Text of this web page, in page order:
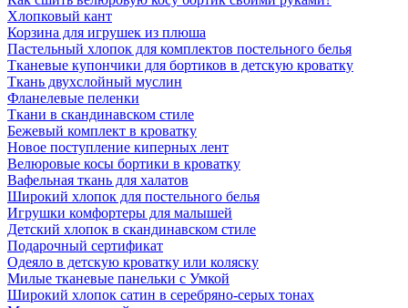
Хлопковый кант
Корзина для игрушек из плюша
Пастельный хлопок для комплектов постельного белья
Тканевые купончики для бортиков в детскую кроватку
Ткань двухслойный муслин
Фланелевые пеленки
Ткани в скандинавском стиле
Бежевый комплект в кроватку
Новое поступление киперных лент
Велюровые косы бортики в кроватку
Вафельная ткань для халатов
Широкий хлопок для постельного белья
Игрушки комфортеры для малышей
Детский хлопок в скандинавском стиле
Подарочный сертификат
Одеяло в детскую кроватку или коляску
Милые тканевые панельки с Умкой
Широкий хлопок сатин в серебряно-серых тонах